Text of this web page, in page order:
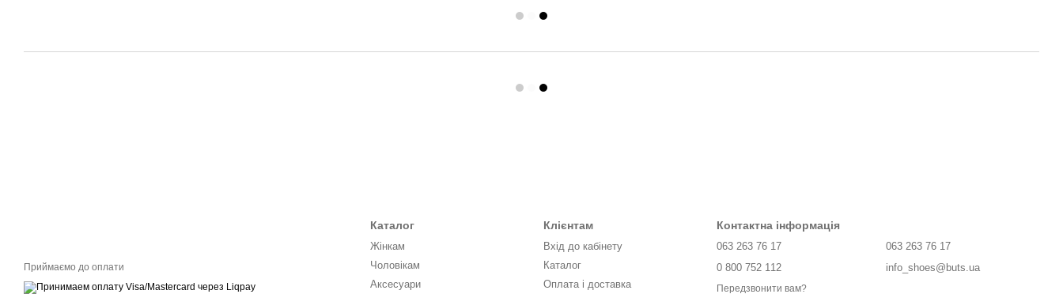
Приймаємо до оплати
Каталог
Жінкам
Чоловікам
Аксесуари
Клієнтам
Вхід до кабінету
Каталог
Оплата і доставка
Контактна інформація
063 263 76 17
0 800 752 112
Передзвонити вам?
063 263 76 17
info_shoes@buts.ua